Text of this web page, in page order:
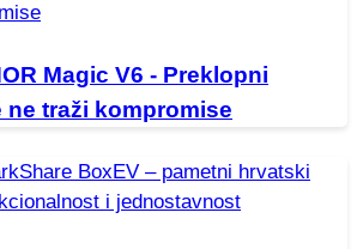
Magic V6 - Preklopni
traži kompromise